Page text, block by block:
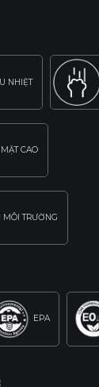
NHIỆT
CAO
MÔI TRƯỜNG
EPA